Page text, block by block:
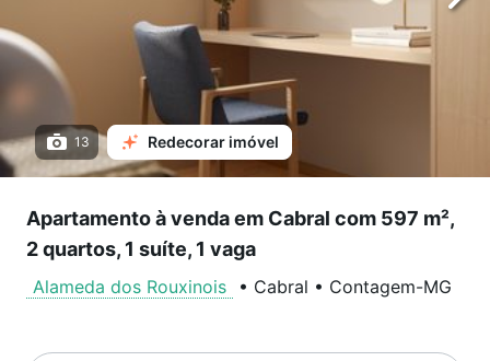
13 Redecorar imóvel
Apartamento à venda em Cabral com 597 m²,
2 quartos, 1 suíte, 1 vaga
Alameda dos Rouxinois • Cabral • Contagem-MG